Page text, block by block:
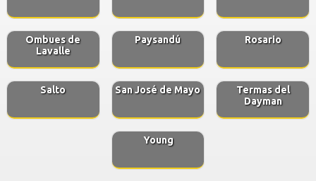
Ombues de
Lavalle
Paysandú Rosario
Salto San José de Mayo
Termas del
Dayman
Young